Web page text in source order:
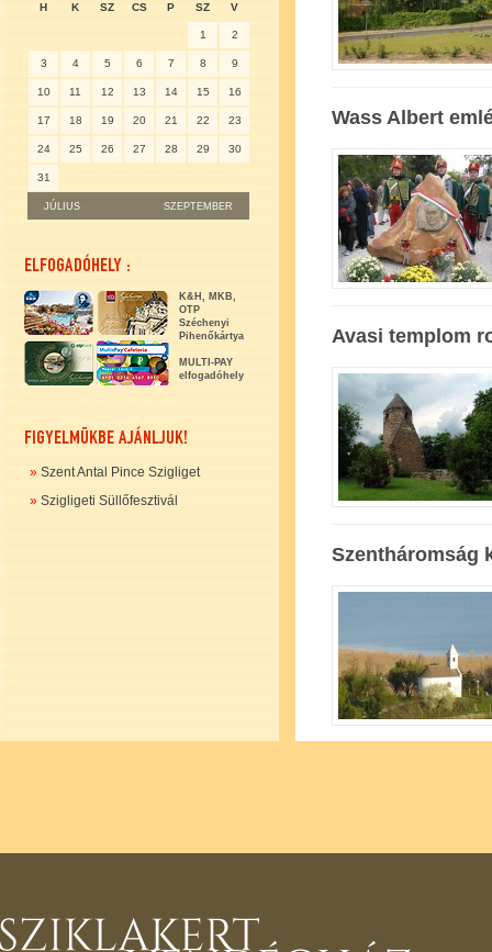
Wass Albert
Avasi templom
Szentháromság
H K SZ CS P SZ V
1 2
3 4 5 6 7 8 9
10 11 12 13 14 15 16
17 18 19 20 21 22 23
24 25 26 27 28 29 30
31
JÚLIUS SZEPTEMBER
ELFOGADÓHELY :
K&H, MKB,
OTP
Széchenyi
Pihenőkártya
MULTI-PAY
elfogadóhely
FIGYELMÜKBE AJÁNLJUK!
» Szent Antal Pince Szigliget
» Szigligeti Süllőfesztivál